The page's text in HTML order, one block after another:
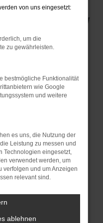
und PKW
dir helfen können:
zum Beispiel deine
Werbeblocker,
Seiten
Seite in einem
privaten
von uns eingesetzt:
um die
zu gewährleisten.
bestmögliche Funktionalität
wie Google
und weitere
es uns, die Nutzung der
Leistung zu messen und
Technologien eingesetzt,
verwendet werden, um
verfolgen und um Anzeigen
relevant sind.
ablehnen